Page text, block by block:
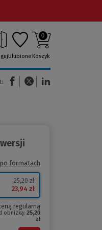
Ulubione
0
Koszyk
(Nowe okno)(Link do innej strony)
formatach
25,20 zł
23,94 zł
regularną
obniżką: 25,20
zł